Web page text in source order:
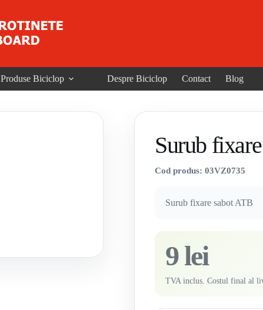
Produse Biciclop Despre Biciclop Contact Blog
Surub
Cod produs: 03VZ0735
Surub fixare sabot ATB
9 lei
TVA inclus. Costul final al